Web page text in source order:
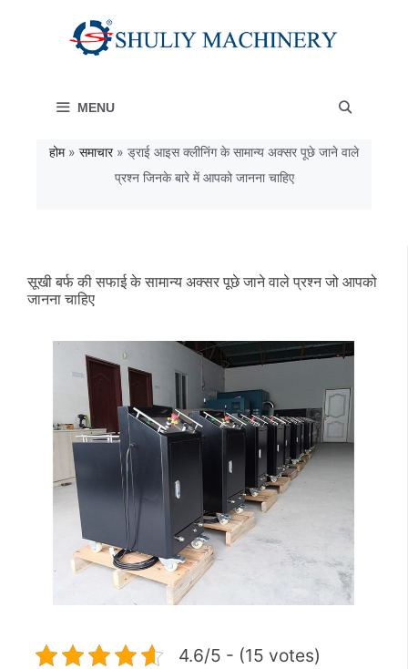
MENU
होम» समाचार» ड्राई आइस क्लीनिंग के सामान्य अक्सर पूछे जाने वाले
प्रश्न जिनके बारे में आपको जानना चाहिए
सूखी बर्फ की सफाई के सामान्य अक्सर पूछे जाने वाले प्रश्न जो आपको
जानना चाहिए
4.6/5 - (15 votes)